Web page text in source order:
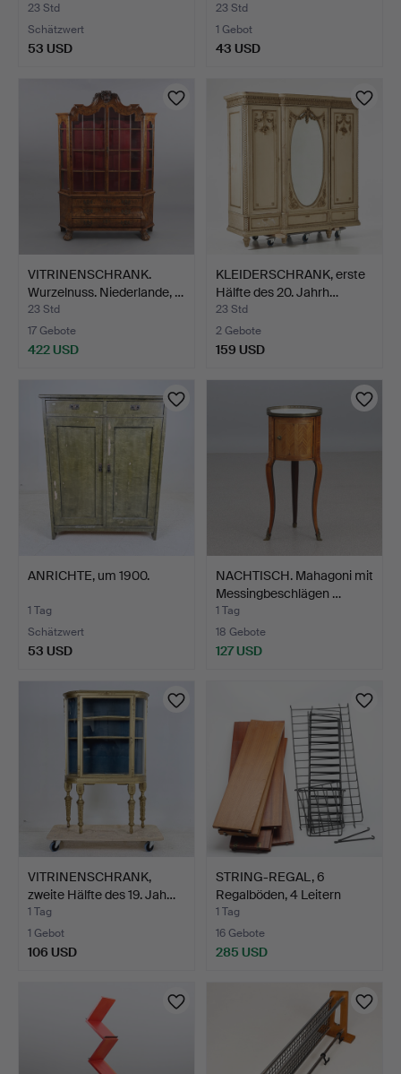
23 Std
Schätzwert
53 USD
23 Std
1 Gebot
43 USD
VITRINENSCHRANK.
Wurzelnuss. Niederlande, …
23 Std
17 Gebote
422 USD
KLEIDERSCHRANK, erste
Hälfte des 20. Jahrh…
23 Std
2 Gebote
159 USD
ANRICHTE, um 1900.
1 Tag
Schätzwert
53 USD
NACHTISCH. Mahagoni mit
Messingbeschlägen …
1 Tag
18 Gebote
127 USD
VITRINENSCHRANK,
zweite Hälfte des 19. Jah…
1 Tag
1 Gebot
106 USD
STRING-REGAL, 6
Regalböden, 4 Leitern
sowi…
1 Tag
16 Gebote
285 USD